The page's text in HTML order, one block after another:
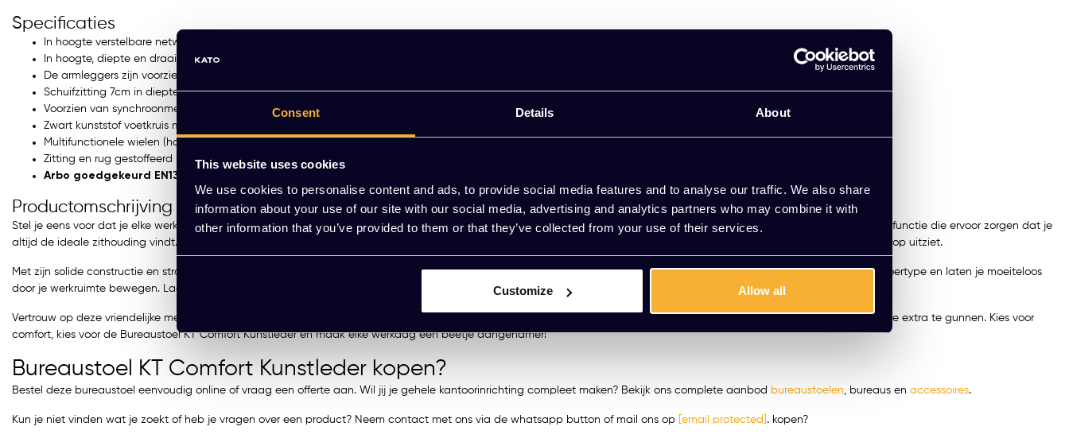
Consent Details About
This website uses cookies
We use cookies to personalise content and ads, to provide social media features and to analyse our traffic. We also share
information about your use of our site with our social media, advertising and analytics partners who may combine it with
other information that you’ve provided to them or that they’ve collected from your use of their services.
Customize Allow all
Specificaties
In hoogte verstelbare netwave rugleuning
In hoogte, diepte en draaibaar verstelbare 3D armleggers
De armleggers zijn voorzien van zachte PU opdek
Schuifzitting 7cm in diepte instelbaar
Voorzien van synchroonmechaniek met gewichtinstelling
Zwart kunststof voetkruis met zwarte gaslift
Multifunctionele wielen (harde en zachte vloer)
Zitting en rug gestoffeerd in zwart kunstleder
Arbo goedgekeurd EN1335
Productomschrijving
Stel je eens voor dat je elke werkdag begint in een stoel die lijkt mee te bewegen met jouw lichaam. De KT Comfort Kunstleder biedt verstelbare armleuningen en een kantelfunctie die ervoor zorgen dat je
altijd de ideale zithouding vindt. Bovendien is het kunstleder niet alleen aangenaam voor het oog, maar ook gemakkelijk in onderhoud, waardoor jouw werkplek er altijd tiptop uitziet.
Met zijn solide constructie en strakke design zal de Bureaustoel KT Comfort jouw kantoorruimte een professionele uitstraling geven. De zachte wielen zijn geschikt voor elk vloertype en laten je moeiteloos
door je werkruimte bewegen. Laat jouw productiviteit de hoogte inschieten terwijl je geniet van comfort dat je verdient.
Vertrouw op deze vriendelijke metgezel voor jouw dagelijkse werkzaamheden. De bureaustoel is jouw ankerpunt, waar je altijd op kunt rekenen. Het is tijd om jezelf dat beetje extra te gunnen. Kies voor
comfort, kies voor de Bureaustoel KT Comfort Kunstleder en maak elke werkdag een beetje aangenamer!
Bureaustoel KT Comfort Kunstleder kopen?
Bestel deze bureaustoel eenvoudig online of vraag een offerte aan. Wil jij je gehele kantoorinrichting compleet maken? Bekijk ons complete aanbod bureaustoelen bureaus en accessoires.
Kun je niet vinden wat je zoekt of heb je vragen over een product? Neem contact met ons via de whatsapp button of mail ons op [email protected] . kopen?